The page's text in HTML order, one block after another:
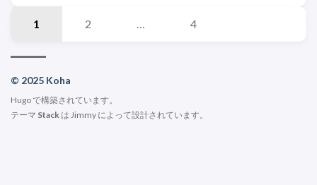
1 2 … 4
© 2025 Koha
Hugoで構築されています。
テーマ Stack は Jimmy によって設計されています。